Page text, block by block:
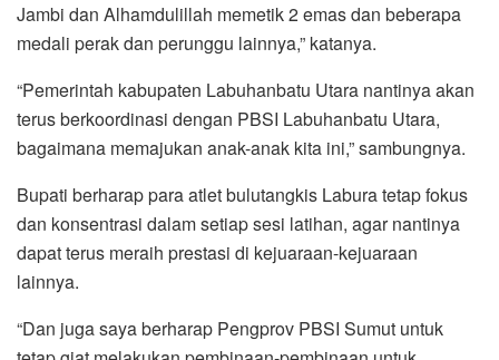
Jambi dan Alhamdulillah memetik 2 emas dan beberapa
medali perak dan perunggu lainnya,” katanya.
“Pemerintah kabupaten Labuhanbatu Utara nantinya akan
terus berkoordinasi dengan PBSI Labuhanbatu Utara,
bagaimana memajukan anak-anak kita ini,” sambungnya.
Bupati berharap para atlet bulutangkis Labura tetap fokus
dan konsentrasi dalam setiap sesi latihan, agar nantinya
dapat terus meraih prestasi di kejuaraan-kejuaraan
lainnya.
“Dan juga saya berharap Pengprov PBSI Sumut untuk